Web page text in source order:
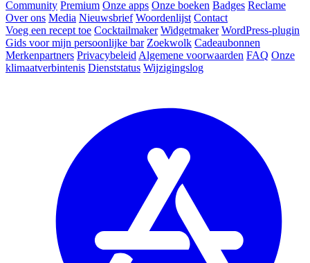
Community Premium Onze apps Onze boeken Badges Reclame
Over ons Media Nieuwsbrief Woordenlijst Contact
Voeg een recept toe Cocktailmaker Widgetmaker WordPress-plugin
Gids voor mijn persoonlijke bar Zoekwolk Cadeaubonnen
Merkenpartners Privacybeleid Algemene voorwaarden FAQ Onze
klimaatverbintenis Dienststatus Wijzigingslog